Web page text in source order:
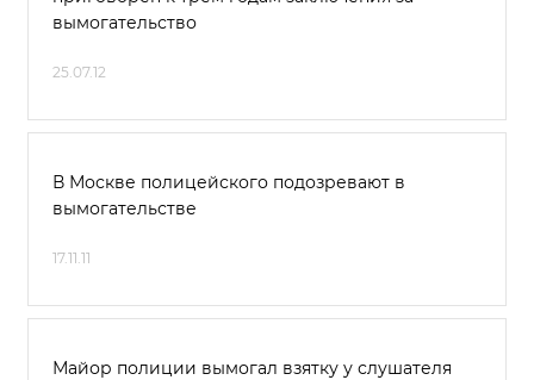
вымогательство
25.07.12
В Москве полицейского подозревают в
вымогательстве
17.11.11
Майор полиции вымогал взятку у слушателя